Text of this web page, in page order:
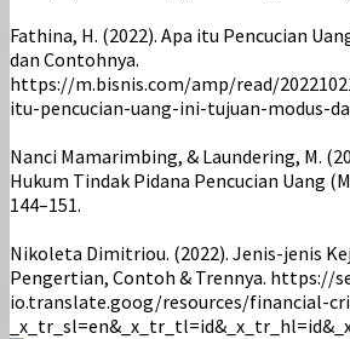
Fathina, H. (2022). Apa itu Pencucian
dan Contohnya.
https://m.bisnis.com/amp/read/
itu-pencucian-uang-ini-tujuan-modus-
Nanci Mamarimbing, & Laundering, M.
Hukum Tindak Pidana Pencucian Uang
144–151.
Nikoleta Dimitriou. (2022). Jenis-jenis
Pengertian, Contoh & Trennya. https://
io.translate.goog/resources/financial-